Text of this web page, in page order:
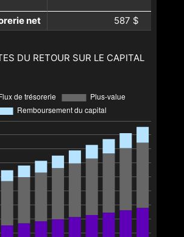
net 587 $
DU RETOUR SUR LE CAPITAL